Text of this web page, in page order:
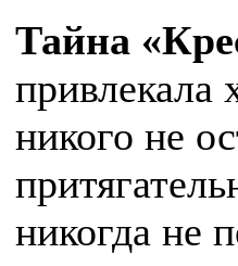
Тайна
привлекала
никого не
никогда не